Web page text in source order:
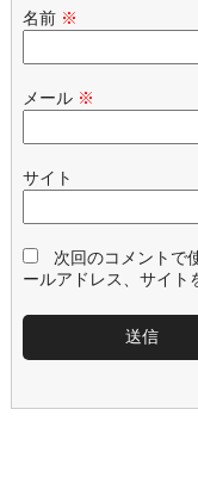
名前 ※
メール ※
サイト
次回のコメントで
ールアドレス、サイト